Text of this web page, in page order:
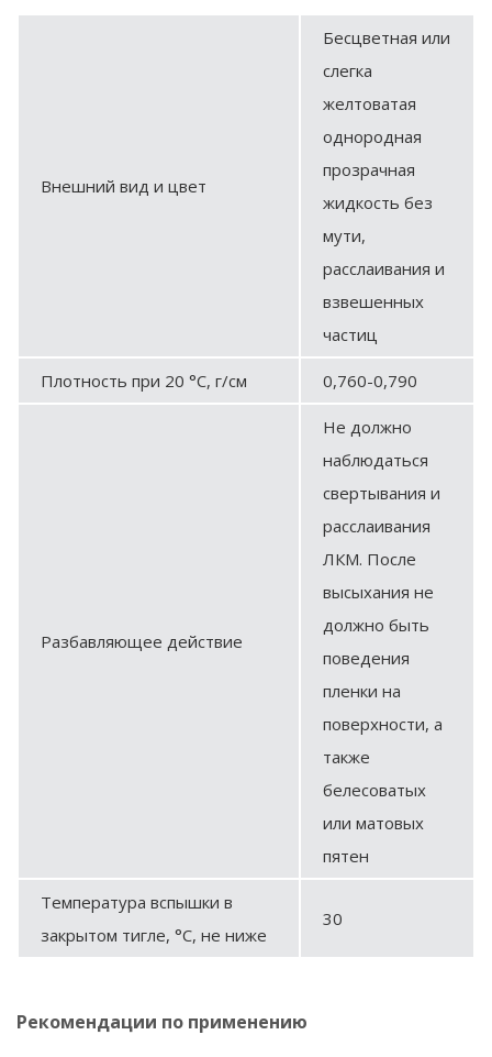
Внешний вид и цвет
Бесцветная или
слегка
желтоватая
однородная
прозрачная
жидкость без
мути,
расслаивания и
взвешенных
частиц
Плотность при 20 °С, г/см 0,760-0,790
Разбавляющее действие
Не должно
наблюдаться
свертывания и
расслаивания
ЛКМ. После
высыхания не
должно быть
поведения
пленки на
поверхности, а
также
белесоватых
или матовых
пятен
Температура вспышки в
закрытом тигле, °С, не ниже
30
Рекомендации по применению